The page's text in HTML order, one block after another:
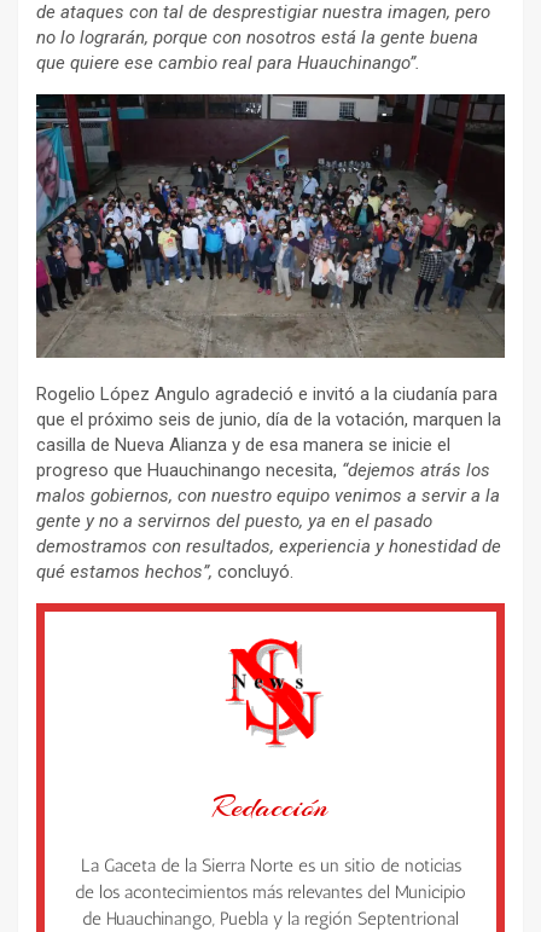
de ataques con tal de desprestigiar nuestra imagen, pero
no lo lograrán, porque con nosotros está la gente buena
que quiere ese cambio real para Huauchinango”.
Rogelio López Angulo agradeció e invitó a la ciudanía para
que el próximo seis de junio, día de la votación, marquen la
casilla de Nueva Alianza y de esa manera se inicie el
progreso que Huauchinango necesita, “dejemos atrás los
malos gobiernos, con nuestro equipo venimos a servir a la
gente y no a servirnos del puesto, ya en el pasado
demostramos con resultados, experiencia y honestidad de
qué estamos hechos”, concluyó.
Redacción
La Gaceta de la Sierra Norte es un sitio de noticias
de los acontecimientos más relevantes del Municipio
de Huauchinango, Puebla y la región Septentrional